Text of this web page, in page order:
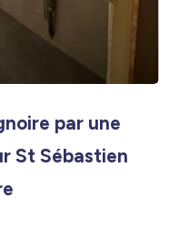
par une
St Sébastien